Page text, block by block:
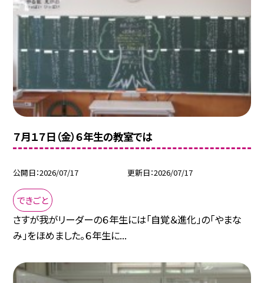
７月１７日（金）６年生の教室では
公開日 2026/07/17 更新日 2026/07/17
できごと
さすが我がリーダーの６年生には「自覚＆進化」の「やまな
み」をほめました。６年生に...